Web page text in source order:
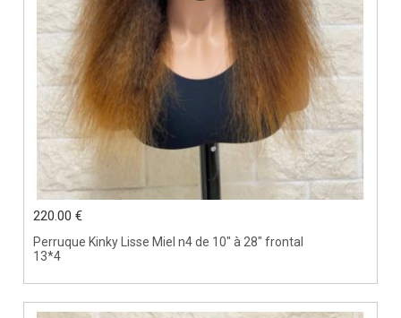
Perruque Kinky Lisse Miel n4 de 10" à 28" frontal
13*4
220.00 €